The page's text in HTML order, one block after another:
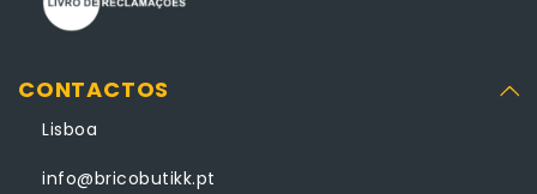
CONTACTOS
Lisboa
info@bricobutikk.pt